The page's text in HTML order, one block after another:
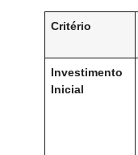
Critério
Investimento
Inicial